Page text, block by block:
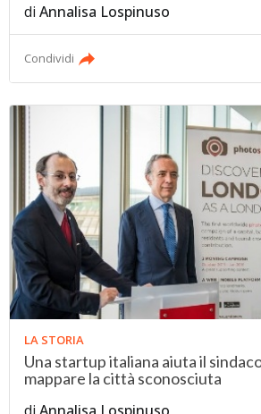
diAnnalisa Lospinuso
Condividi
LA STORIA
Una startup italiana aiuta il
mappare la città sconosciuta